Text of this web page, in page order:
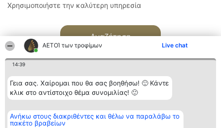
ΑΕΤΟΊ των τροφίμων Live chat
14:39
Γεια σας. Χαίρομαι που θα σας βοηθήσω! 🙂 Κάντε
κλικ στο αντίστοιχο θέμα συνομιλίας! 🙂
Ανήκω στους διακριθέντες και θέλω να παραλάβω το
πακέτο βραβείων
Χρησιμοποιήστε την καλύτερη υπηρεσία
Αναζήτηση
Διοργανωτής της
κατάταξης
BEAUTIFUL COMPANY
Κατάταξη
Διακριθέντες
Επικοινωνία
Επικοινωνία